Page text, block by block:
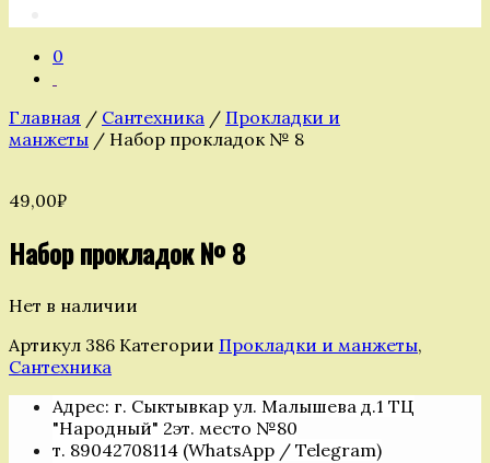
0
Главная / Сантехника / Прокладки и
манжеты / Набор прокладок № 8
49,00₽
Набор прокладок № 8
Нет в наличии
Артикул 386 Категории Прокладки и манжеты,
Сантехника
Адрес: г. Сыктывкар ул. Малышева д.1 ТЦ
"Народный" 2эт. место №80
т. 89042708114 (WhatsApp / Telegram)